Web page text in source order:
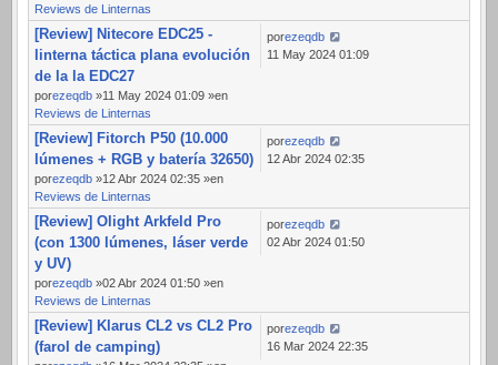
Reviews de Linternas
[Review] Nitecore EDC25 -
linterna táctica plana evolución
de la la EDC27
porezeqdb »11 May 2024 01:09 »en
Reviews de Linternas
porezeqdb
11 May 2024 01:09
[Review] Fitorch P50 (10.000
lúmenes + RGB y batería 32650)
porezeqdb »12 Abr 2024 02:35 »en
Reviews de Linternas
porezeqdb
12 Abr 2024 02:35
[Review] Olight Arkfeld Pro
(con 1300 lúmenes, láser verde
y UV)
porezeqdb »02 Abr 2024 01:50 »en
Reviews de Linternas
porezeqdb
02 Abr 2024 01:50
[Review] Klarus CL2 vs CL2 Pro
(farol de camping)
porezeqdb
16 Mar 2024 22:35